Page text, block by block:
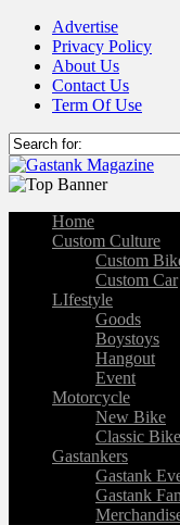
Advertise
Privacy Policy
About Us
Contact Us
Term Of Use
Home
Custom Culture
Custom
Custom Car
LIfestyle
Goods
Boystoys
Hangout
Event
Motorcycle
New Bike
Classic Bike
Gastankers
Gastank
Gastank